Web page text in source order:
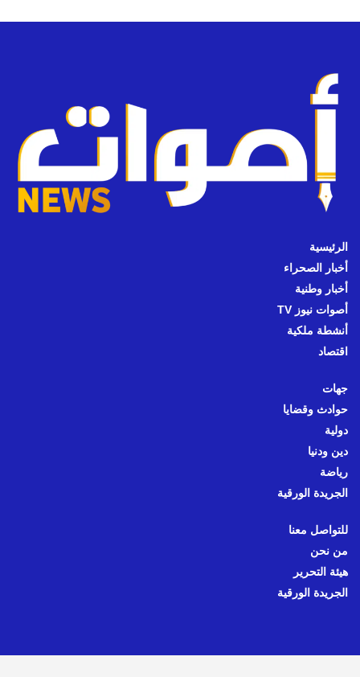
الرئيسية
أخبار الصحراء
أخبار وطنية
أصوات نيوز TV
أنشطة ملكية
اقتصاد
جهات
حوادث وقضايا
دولية
دين ودنيا
رياضة
الجريدة الورقية
للتواصل معنا
من نحن
هيئة التحرير
الجريدة الورقية